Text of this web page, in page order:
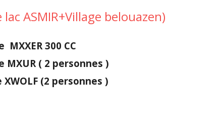
ASMIR+Village belouazen)
300 CC
MXUR ( 2 personnes )
(2 personnes )